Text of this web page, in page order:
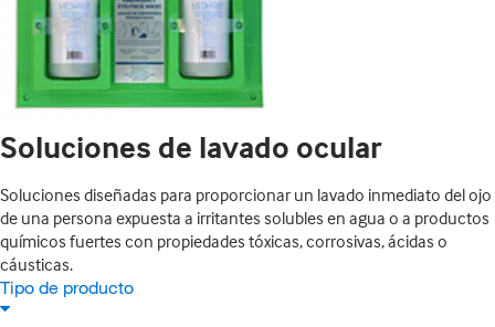
Soluciones de lavado ocular
Soluciones diseñadas para proporcionar un lavado inmediato del ojo
de una persona expuesta a irritantes solubles en agua o a productos
químicos fuertes con propiedades tóxicas, corrosivas, ácidas o
cáusticas.
Tipo de producto